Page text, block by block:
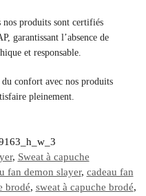
nos produits sont certifiés
garantissant l’absence de
et responsable.
confort avec nos produits
pleinement.
, Sweat à capuche
fan demon slayer, cadeau fan
brodé, sweat à capuche brodé,